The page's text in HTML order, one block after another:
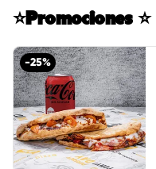
⭐Promociones ⭐
-25%